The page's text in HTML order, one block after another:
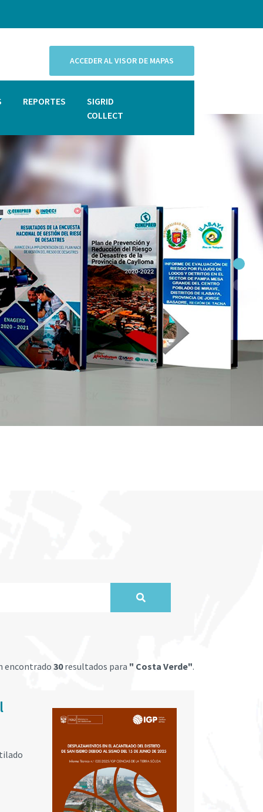
ACCEDER AL VISOR DE MAPAS
REPORTES
SIGRID
COLLECT
encontrado 30resultados para " Costa Verde".